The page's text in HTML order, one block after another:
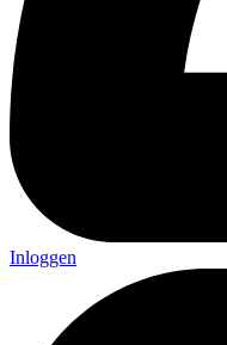
Inloggen